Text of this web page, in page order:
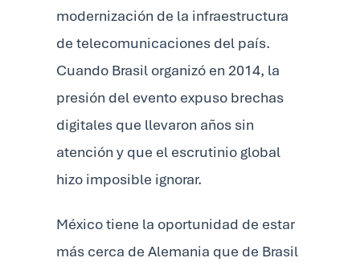
modernización de la infraestructura
de telecomunicaciones del país.
Cuando Brasil organizó en 2014, la
presión del evento expuso brechas
digitales que llevaron años sin
atención y que el escrutinio global
hizo imposible ignorar.
México tiene la oportunidad de estar
más cerca de Alemania que de Brasil